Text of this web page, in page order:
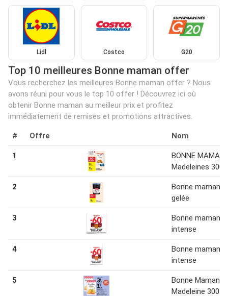
Lidl Costco G20
Top 10 meilleures Bonne maman offer
Vous recherchez les meilleures Bonne maman offer ? Nous
avons réuni pour vous le top 10 offer ! Découvrez ici où
obtenir Bonne maman au meilleur prix et profitez
immédiatement de remises et promotions attractives.
# Offre Nom
1
BONNE MAMAN
Madeleines 300
2
Bonne maman -
gelée
3
Bonne maman
intense
4
Bonne maman
intense
5
Bonne Maman
Madeleine 300 g